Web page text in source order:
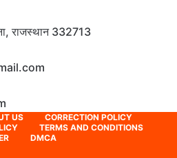
राजस्थान 332713
US
CORRECTION POLICY
TERMS AND CONDITIONS
DMCA